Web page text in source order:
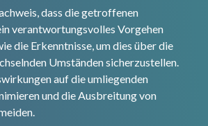
dass die getroffenen
verantwortungsvolles Vorgehen
die Erkenntnisse, um dies über die
Umständen sicherzustellen.
auf die umliegenden
und die Ausbreitung von